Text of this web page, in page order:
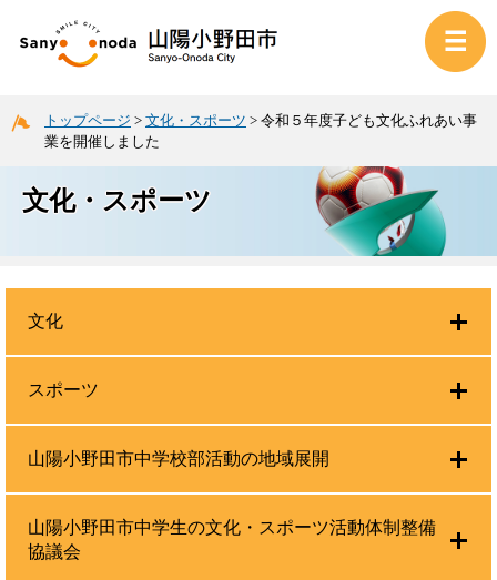
トップページ > 文化・スポーツ > 令和５年度子ども文化ふれあい事
業を開催しました
文化・スポーツ
文化
スポーツ
山陽小野田市中学校部活動の地域展開
山陽小野田市中学生の文化・スポーツ活動体制整備
協議会